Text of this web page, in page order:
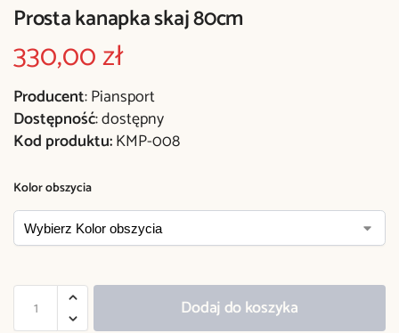
Prosta kanapka skaj 80cm
330,00zł
Producent: Piansport
Dostępność: dostępny
Kod produktu:KMP-008
Kolor obszycia
Dodaj do koszyka